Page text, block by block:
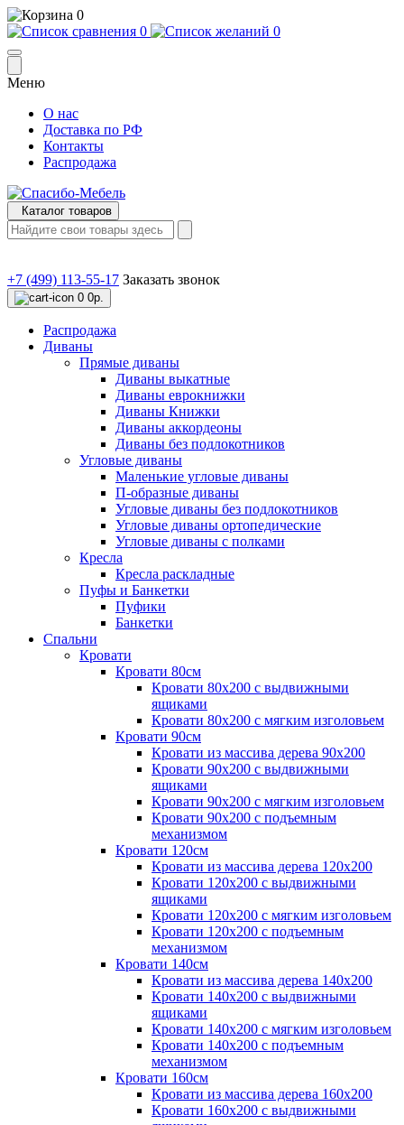
0
0
0
Меню
О нас
Доставка по РФ
Контакты
Распродажа
Каталог товаров
+7 (499) 113-55-17 Заказать звонок
0 0р.
Распродажа
Диваны
Прямые диваны
Диваны выкатные
Диваны еврокнижки
Диваны Книжки
Диваны аккордеоны
Диваны без подлокотников
Угловые диваны
Маленькие угловые диваны
П-образные диваны
Угловые диваны без подлокотников
Угловые диваны ортопедические
Угловые диваны с полками
Кресла
Кресла раскладные
Пуфы и Банкетки
Пуфики
Банкетки
Спальни
Кровати
Кровати 80см
Кровати 80х200 с выдвижными
ящиками
Кровати 80х200 с мягким изголовьем
Кровати 90см
Кровати из массива дерева 90х200
Кровати 90х200 с выдвижными
ящиками
Кровати 90х200 с мягким изголовьем
Кровати 90х200 с подъемным
механизмом
Кровати 120см
Кровати из массива дерева 120х200
Кровати 120х200 с выдвижными
ящиками
Кровати 120х200 с мягким изголовьем
Кровати 120х200 с подъемным
механизмом
Кровати 140см
Кровати из массива дерева 140х200
Кровати 140х200 с выдвижными
ящиками
Кровати 140х200 с мягким изголовьем
Кровати 140х200 с подъемным
механизмом
Кровати 160см
Кровати из массива дерева 160х200
Кровати 160х200 с выдвижными